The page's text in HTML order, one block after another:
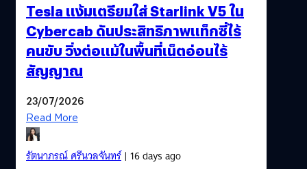
Tesla แง้มเตรียมใส่ Starlink V5 ใน
Cybercab ดันประสิทธิภาพแท็กซี่ไร้
คนขับ วิ่งต่อแม้ในพื้นที่เน็ตอ่อนไร้
สัญญาณ
23/07/2026
Read More
รัตนาภรณ์ ศรีนวลจันทร์| 16 days ago